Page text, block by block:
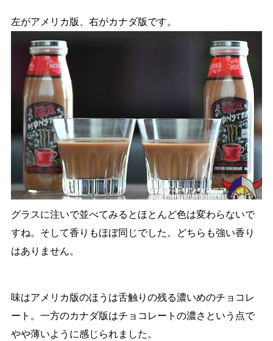
左がアメリカ版、右がカナダ版です。
グラスに注いで並べてみるとほとんど色は変わらないで
すね。そして香りもほぼ同じでした。どちらも強い香り
はありません。
味はアメリカ版のほうは舌触りの残る濃いめのチョコレ
ート。一方のカナダ版はチョコレートの濃さという点で
やや薄いように感じられました。